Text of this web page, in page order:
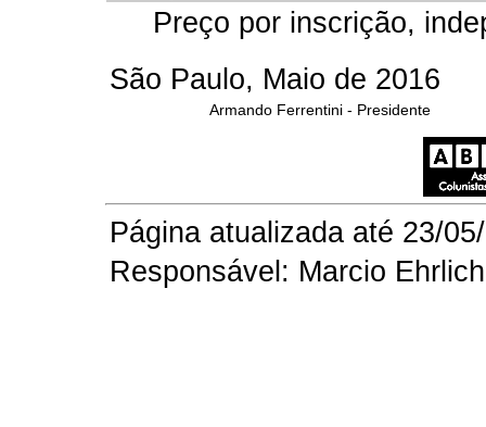
Preço por inscrição,
São Paulo, Maio de 2016
Armando Ferrentini - Presidente
Página atualizada até 23/
Responsável: Marcio